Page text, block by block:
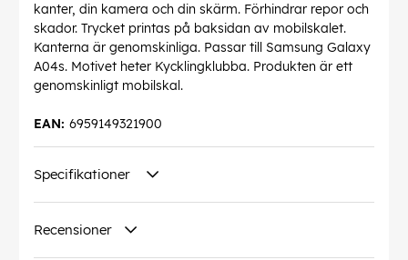
kanter, din kamera och din skärm. Förhindrar repor och
skador. Trycket printas på baksidan av mobilskalet.
Kanterna är genomskinliga. Passar till Samsung Galaxy
A04s. Motivet heter Kycklingklubba. Produkten är ett
genomskinligt mobilskal.
6959149321900
EAN:
Specifikationer
Recensioner